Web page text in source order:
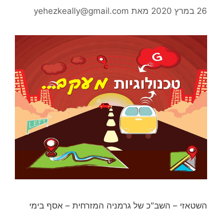
26 במרץ 2020 מאת yehezkeally@gmail.com
השטאזי – השב"כ של גרמניה המזרחית – אסף בימי